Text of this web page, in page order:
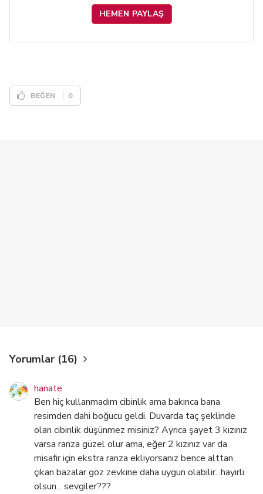
HEMEN PAYLAŞ
BEĞEN 0
Yorumlar (16)
hanate
Ben hiç kullanmadım cibinlik ama bakınca bana
resimden dahi boğucu geldi. Duvarda taç şeklinde
olan cibinlik düşünmez misiniz? Ayrıca şayet 3 kızınız
varsa ranza güzel olur ama, eğer 2 kızınız var da
misafir için ekstra ranza ekliyorsanız bence alttan
çıkan bazalar göz zevkine daha uygun olabilir...hayırlı
olsun... sevgiler???